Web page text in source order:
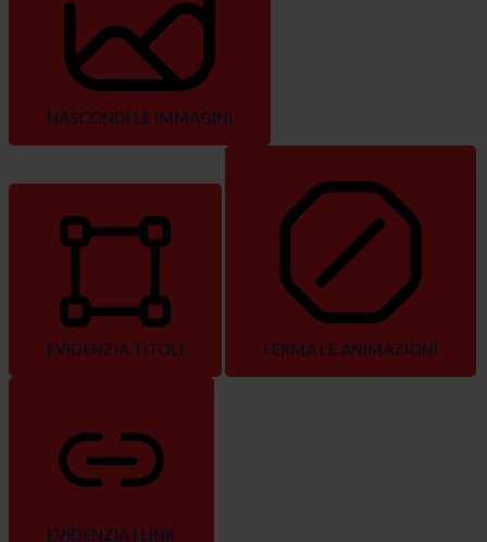
NASCONDI LE IMMAGINI
EVIDENZIA TITOLI FERMA LE ANIMAZIONI
EVIDENZIA I LINK